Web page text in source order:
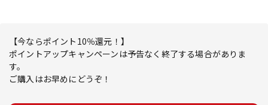
【今ならポイント10％還元！】
ポイントアップキャンペーンは予告なく終了する場合がありま
す。
ご購入はお早めにどうぞ！